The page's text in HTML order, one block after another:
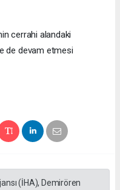
cerrahi alandaki
de devam etmesi
(İHA), Demirören